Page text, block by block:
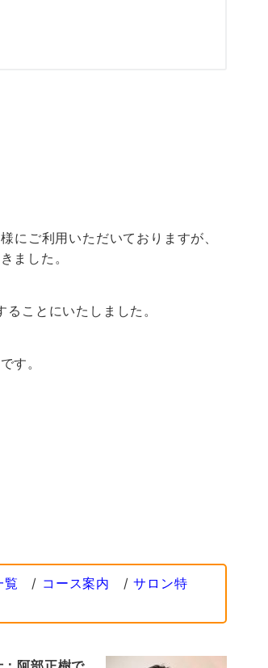
にご利用いただいておりますが、
ました。
ことにいたしました。
す。
覧 / コース案内 /サロン特